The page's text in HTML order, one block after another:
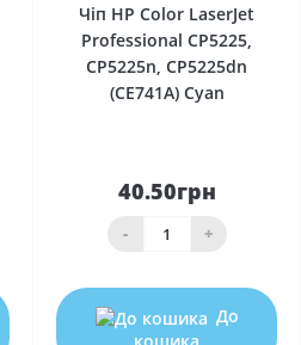
Чіп HP Color LaserJet
Professional CP5225,
CP5225n, CP5225dn
(CE741A) Cyan
40.50грн
- +
До
кошика